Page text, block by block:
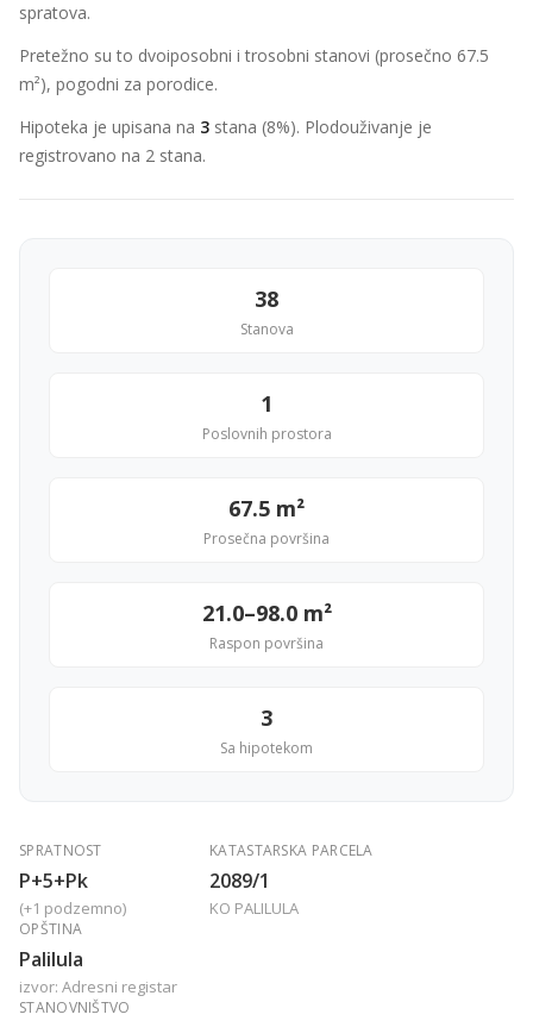
spratova.
Pretežno su to dvoiposobni i trosobni stanovi (prosečno 67.5
m²), pogodni za porodice.
Hipoteka je upisana na 3 stana (8%). Plodouživanje je
registrovano na 2 stana.
38
Stanova
1
Poslovnih prostora
67.5 m²
Prosečna površina
21.0–98.0 m²
Raspon površina
3
Sa hipotekom
SPRATNOST
P+5+Pk
(+1 podzemno)
KATASTARSKA PARCELA
2089/1
KO PALILULA
OPŠTINA
Palilula
izvor: Adresni registar
STANOVNIŠTVO